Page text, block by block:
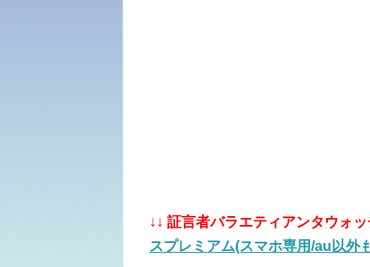
↓↓ 証言者バラエティアンタウォ
スプレミアム(スマホ専用/au以外